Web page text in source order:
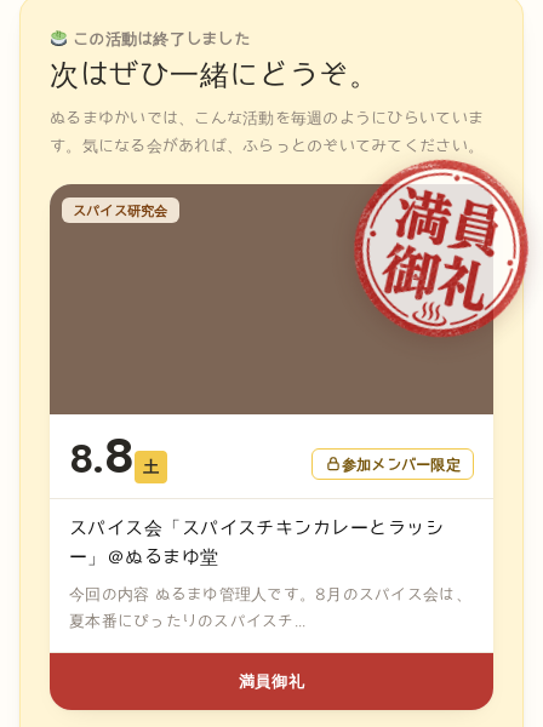
この活動は終了しました
次はぜひ一緒にどうぞ。
ぬるまゆかいでは、こんな活動を毎週のようにひらいていま
す。気になる会があれば、ふらっとのぞいてみてください。
スパイス研究会
8.8 土 参加メンバー限定
スパイス会「スパイスチキンカレーとラッシ
ー」＠ぬるまゆ堂
今回の内容 ぬるまゆ管理人です。8月のスパイス会は、
夏本番にぴったりのスパイスチ...
満員御礼